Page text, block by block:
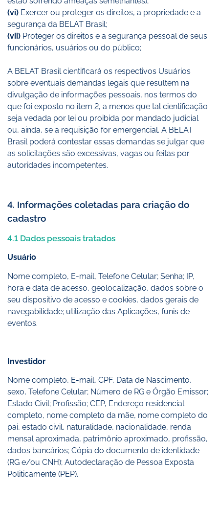
(vi) Exercer ou proteger os direitos, a propriedade e a
segurança da BELAT Brasil;
(vii) Proteger os direitos e a segurança pessoal de seus
funcionários, usuários ou do público;
A BELAT Brasil cientificará os respectivos Usuários
sobre eventuais demandas legais que resultem na
divulgação de informações pessoais, nos termos do
que foi exposto no item 2, a menos que tal cientificação
seja vedada por lei ou proibida por mandado judicial
ou, ainda, se a requisição for emergencial. A BELAT
Brasil poderá contestar essas demandas se julgar que
as solicitações são excessivas, vagas ou feitas por
autoridades incompetentes.
4. Informações coletadas para criação do
cadastro
4.1 Dados pessoais tratados
Usuário
Nome completo, E-mail, Telefone Celular; Senha; IP,
hora e data de acesso, geolocalização, dados sobre o
seu dispositivo de acesso e cookies, dados gerais de
navegabilidade; utilização das Aplicações, funis de
eventos.
Investidor
Nome completo, E-mail, CPF, Data de Nascimento,
sexo, Telefone Celular; Número de RG e Órgão Emissor;
Estado Civil; Profissão; CEP, Endereço residencial
completo, nome completo da mãe, nome completo do
pai, estado civil, naturalidade, nacionalidade, renda
mensal aproximada, patrimônio aproximado, profissão,
dados bancários; Cópia do documento de identidade
(RG e/ou CNH); Autodeclaração de Pessoa Exposta
Politicamente (PEP).